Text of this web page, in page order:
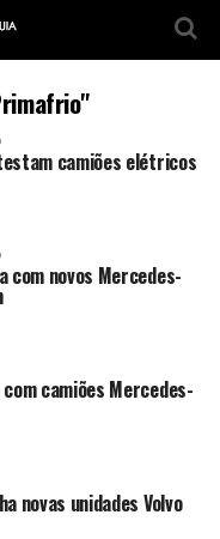
camiões elétricos
novos Mercedes-
camiões Mercedes-
novas unidades Volvo